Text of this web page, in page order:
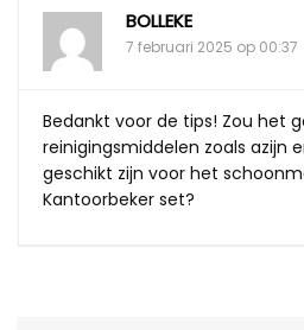
BOLLEKE
7 februari 2025 op 00:37
Bedankt voor de tips! Zou het
reinigingsmiddelen zoals azijn
geschikt zijn voor het
Kantoorbeker set?